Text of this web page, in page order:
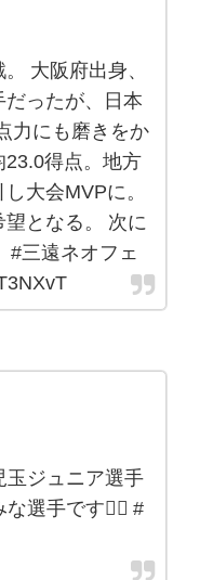
大阪府出身、
ったが、日本
力にも磨きをか
23.0得点。地方
大会MVPに。
となる。 次に
#三遠ネオフェ
玉ジュニア選手
選手です❤️‍🔥 #